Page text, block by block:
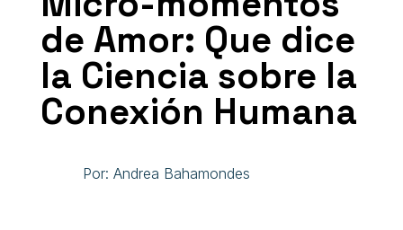
de Amor: Que dice
la Ciencia sobre la
Conexión Humana
Por: Andrea Bahamondes